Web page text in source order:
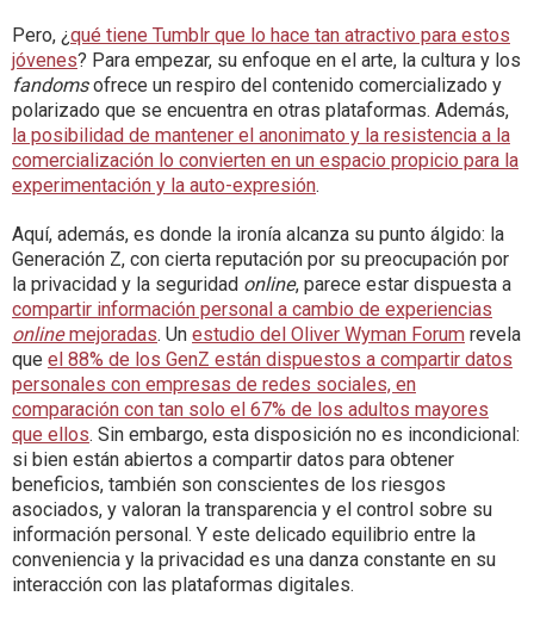
Pero, ¿qué tiene Tumblr que lo hace tan atractivo para estos
jóvenes? Para empezar, su enfoque en el arte, la cultura y los
fandomsofrece un respiro del contenido comercializado y
polarizado que se encuentra en otras plataformas. Además,
la posibilidad de mantener el anonimato y la resistencia a la
comercialización lo convierten en un espacio propicio para la
experimentación y la auto-expresión.
Aquí, además, es donde la ironía alcanza su punto álgido: la
Generación Z, con cierta reputación por su preocupación por
la privacidad y la seguridad online, parece estar dispuesta a
compartir información personal a cambio de experiencias
onlinemejoradas. Un estudio del Oliver Wyman Forum revela
que el 88% de los GenZ están dispuestos a compartir datos
personales con empresas de redes sociales, en
comparación con tan solo el 67% de los adultos mayores
que ellos. Sin embargo, esta disposición no es incondicional:
si bien están abiertos a compartir datos para obtener
beneficios, también son conscientes de los riesgos
asociados, y valoran la transparencia y el control sobre su
información personal. Y este delicado equilibrio entre la
conveniencia y la privacidad es una danza constante en su
interacción con las plataformas digitales.